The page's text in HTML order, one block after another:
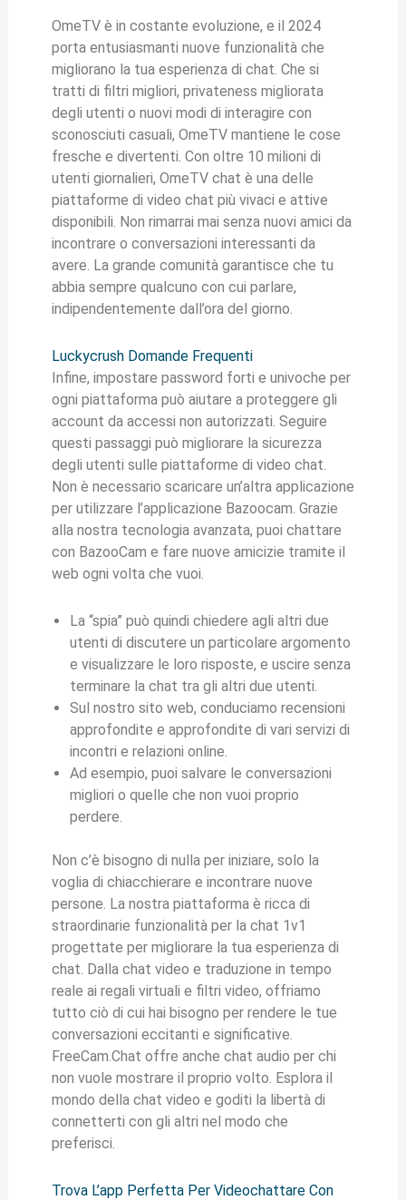
OmeTV è in costante evoluzione, e il 2024
porta entusiasmanti nuove funzionalità che
migliorano la tua esperienza di chat. Che si
tratti di filtri migliori, privateness migliorata
degli utenti o nuovi modi di interagire con
sconosciuti casuali, OmeTV mantiene le cose
fresche e divertenti. Con oltre 10 milioni di
utenti giornalieri, OmeTV chat è una delle
piattaforme di video chat più vivaci e attive
disponibili. Non rimarrai mai senza nuovi amici da
incontrare o conversazioni interessanti da
avere. La grande comunità garantisce che tu
abbia sempre qualcuno con cui parlare,
indipendentemente dall’ora del giorno.
Luckycrush Domande Frequenti
Infine, impostare password forti e univoche per
ogni piattaforma può aiutare a proteggere gli
account da accessi non autorizzati. Seguire
questi passaggi può migliorare la sicurezza
degli utenti sulle piattaforme di video chat.
Non è necessario scaricare un’altra applicazione
per utilizzare l’applicazione Bazoocam. Grazie
alla nostra tecnologia avanzata, puoi chattare
con BazooCam e fare nuove amicizie tramite il
web ogni volta che vuoi.
La “spia” può quindi chiedere agli altri due
utenti di discutere un particolare argomento
e visualizzare le loro risposte, e uscire senza
terminare la chat tra gli altri due utenti.
Sul nostro sito web, conduciamo recensioni
approfondite e approfondite di vari servizi di
incontri e relazioni online.
Ad esempio, puoi salvare le conversazioni
migliori o quelle che non vuoi proprio
perdere.
Non c’è bisogno di nulla per iniziare, solo la
voglia di chiacchierare e incontrare nuove
persone. La nostra piattaforma è ricca di
straordinarie funzionalità per la chat 1v1
progettate per migliorare la tua esperienza di
chat. Dalla chat video e traduzione in tempo
reale ai regali virtuali e filtri video, offriamo
tutto ciò di cui hai bisogno per rendere le tue
conversazioni eccitanti e significative.
FreeCam.Chat offre anche chat audio per chi
non vuole mostrare il proprio volto. Esplora il
mondo della chat video e goditi la libertà di
connetterti con gli altri nel modo che
preferisci.
Trova L’app Perfetta Per Videochattare Con